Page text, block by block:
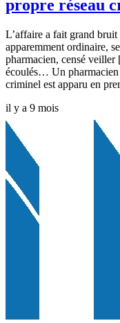
propre réseau
L’affaire a fait grand
apparemment ordinaire,
pharmacien, censé
écoulés… Un pharmacien
criminel est apparu en
il y a 9 mois